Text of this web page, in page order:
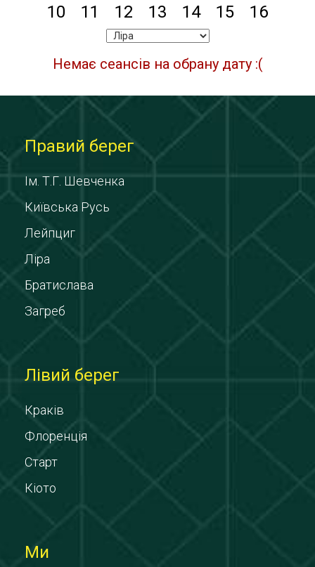
10
11 12 13 14 15 16
Немає сеансів на обрану дату :(
Правий берег
Ім. Т.Г. Шевченка
Київська Русь
Лейпциг
Ліра
Братислава
Загреб
Лівий берег
Краків
Флоренція
Старт
Кіото
Ми